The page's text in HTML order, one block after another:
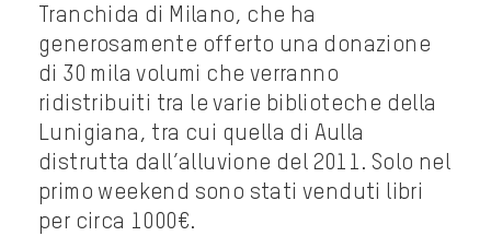
Tranchida di Milano, che ha
generosamente offerto una donazione
di 30 mila volumi che verranno
ridistribuiti tra le varie biblioteche della
Lunigiana, tra cui quella di Aulla
distrutta dall’alluvione del 2011. Solo nel
primo weekend sono stati venduti libri
per circa 1000€.